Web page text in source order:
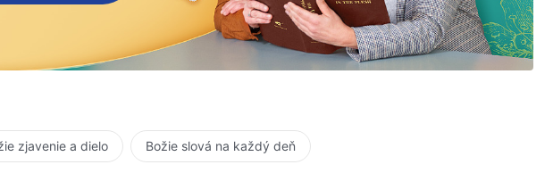
zjavenie a dielo Božie slová na každý deň